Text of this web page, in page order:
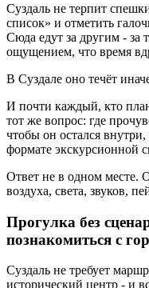
Суздаль не терпит
список» и отметить
Сюда едут за другим - за
ощущением, что время
В Суздале оно течёт
И почти каждый, кто
тот же вопрос: где
чтобы он остался
формате экскурсионной
Ответ не в одном месте.
воздуха, света, звуков,
Прогулка без
познакомиться с
Суздаль не требует
исторический центр - и